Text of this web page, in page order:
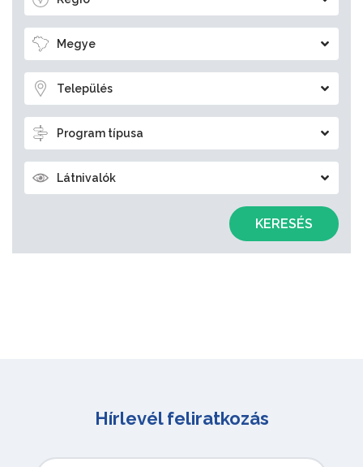
Megye
Település
Program típusa
Látnivalók
KERESÉS
Hírlevél feliratkozás